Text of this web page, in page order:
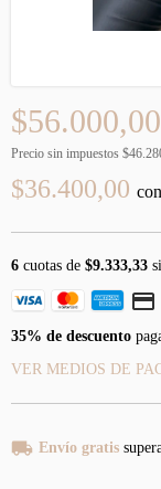
$56.000,00
Precio sin impuestos
$36.400,00 con
6 cuotas de $9.333,33
35% de descuento
VER MEDIOS DE
Envío gratis